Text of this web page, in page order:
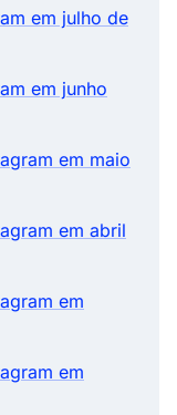
em julho de
em junho
em maio
em abril
em
em